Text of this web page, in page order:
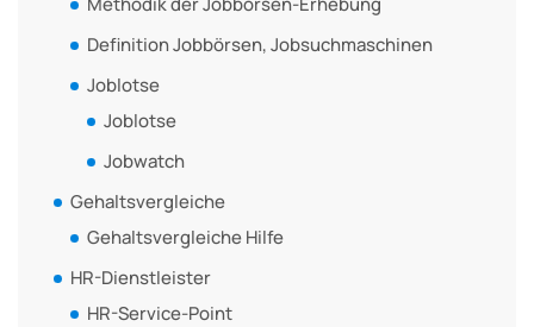
Definition Jobbörsen, Jobsuchmaschinen
Joblotse
Joblotse
Jobwatch
Gehaltsvergleiche
Gehaltsvergleiche Hilfe
HR-Dienstleister
HR-Service-Point